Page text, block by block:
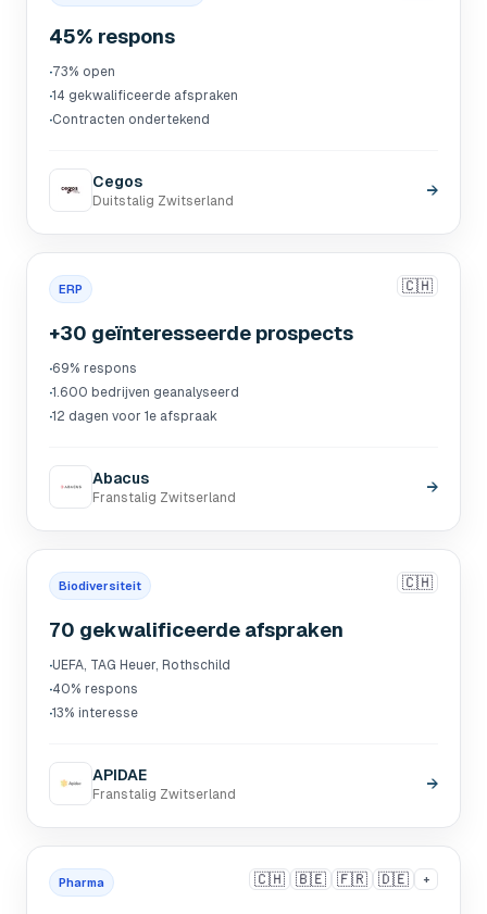
45% respons
·73% open
·14 gekwalificeerde afspraken
·Contracten ondertekend
Cegos
Duitstalig Zwitserland
→
ERP 🇨🇭
+30 geïnteresseerde prospects
·69% respons
·1.600 bedrijven geanalyseerd
·12 dagen voor 1e afspraak
Abacus
Franstalig Zwitserland
→
Biodiversiteit 🇨🇭
70 gekwalificeerde afspraken
·UEFA, TAG Heuer, Rothschild
·40% respons
·13% interesse
APIDAE
Franstalig Zwitserland
→
Pharma 🇨🇭 🇧🇪 🇫🇷 🇩🇪 +